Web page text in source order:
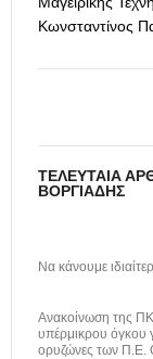
Κωνσταντίνος
ΤΕΛΕΥΤΑΊΑ
ΒΟΡΓΙΆΔΗΣ
Να κάνουμε
Ανακοίνωση της
υπέρμικρου όγκου
ορυζώνες των Π.Ε.